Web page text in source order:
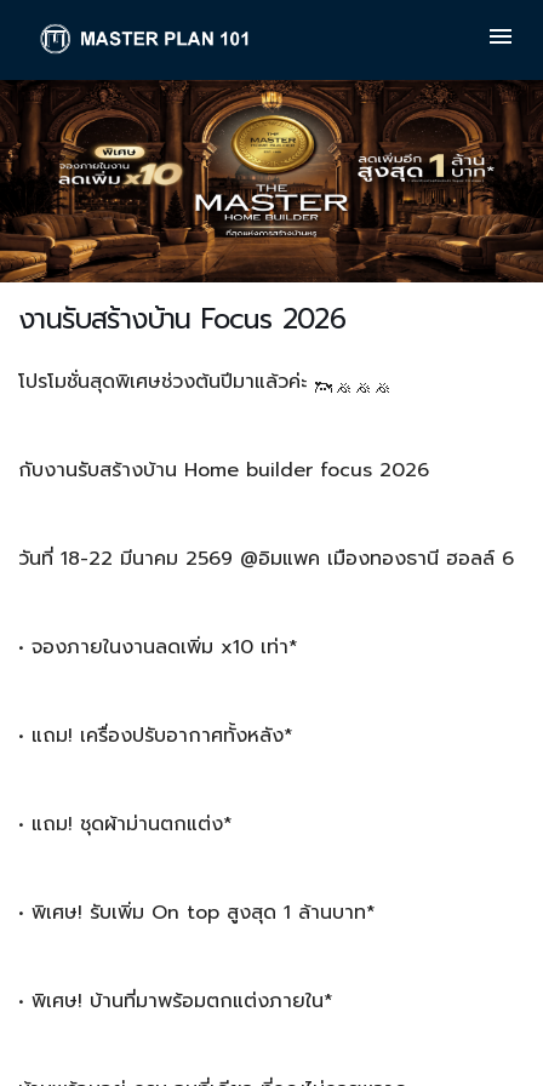
งานรับสร้างบ้าน Focus 2026
โปรโมชั่นสุดพิเศษช่วงต้นปีมาแล้วค่ะ
กับงานรับสร้างบ้าน Home builder focus 2026
วันที่ 18-22 มีนาคม 2569 @อิมแพค เมืองทองธานี ฮอลล์ 6
• จองภายในงานลดเพิ่ม x10 เท่า*
• แถม! เครื่องปรับอากาศทั้งหลัง*
• แถม! ชุดผ้าม่านตกแต่ง*
• พิเศษ! รับเพิ่ม On top สูงสุด 1 ล้านบาท*
• พิเศษ! บ้านที่มาพร้อมตกแต่งภายใน*